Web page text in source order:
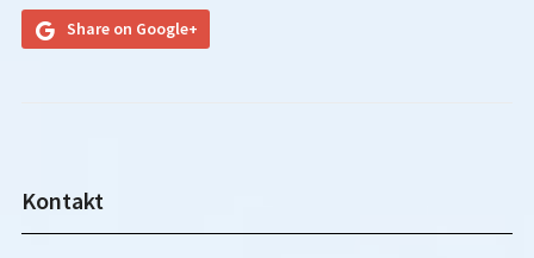
Share on Google+
Kontakt